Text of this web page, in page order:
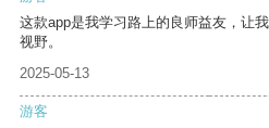
这款app是我学习路上的良师益友，让
视野。
2025-05-13
游客